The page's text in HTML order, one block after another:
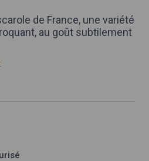
de France, une variété
au goût subtilement